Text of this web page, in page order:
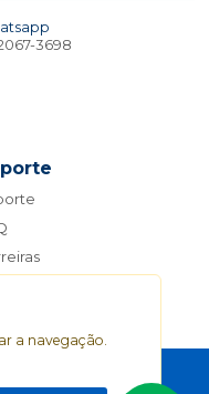
2067-3698
a navegação.